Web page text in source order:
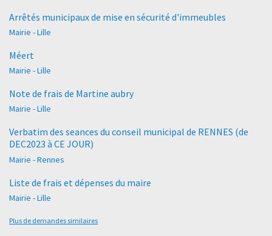
Arrêtés municipaux de mise en sécurité d'immeubles
Mairie - Lille
Méert
Mairie - Lille
Note de frais de Martine aubry
Mairie - Lille
Verbatim des seances du conseil municipal de RENNES (de
DEC2023 à CE JOUR)
Mairie - Rennes
Liste de frais et dépenses du maire
Mairie - Lille
Plus de demandes similaires